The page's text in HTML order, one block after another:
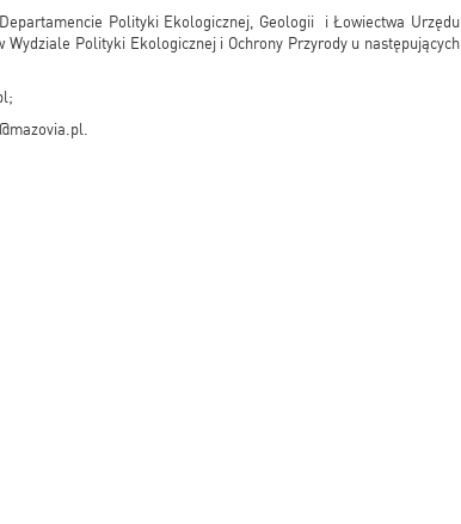
Polityki Ekologicznej, Geologii i Łowiectwa Urzędu
Polityki Ekologicznej i Ochrony Przyrody u następujących